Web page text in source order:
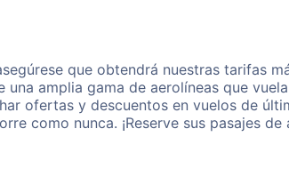
que obtendrá nuestras tarifas
amplia gama de aerolíneas que
ofertas y descuentos en vuelos de
como nunca. ¡Reserve sus pasajes de